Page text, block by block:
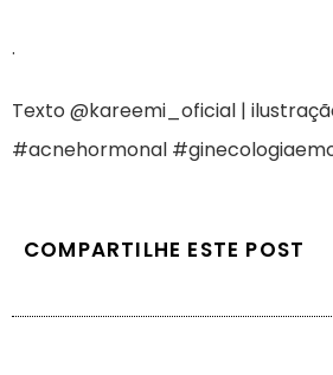
.
Texto @kareemi_oficial |
#acnehormonal
COMPARTILHE ESTE POST